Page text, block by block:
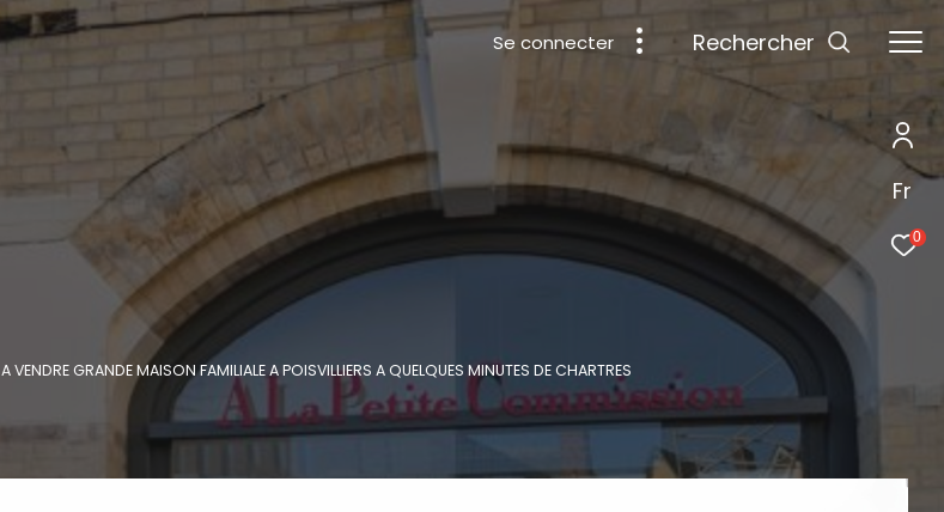
Fr
0
Se connecter rechercher
A VENDRE GRANDE MAISON FAMILIALE A POISVILLIERS A QUELQUES MINUTES DE CHARTRES